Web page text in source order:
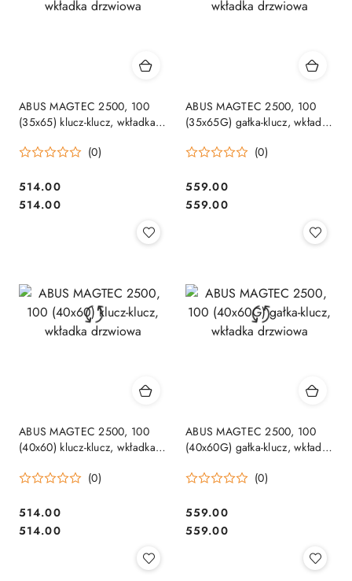
ABUS MAGTEC 2500, 100
(35x65) klucz-klucz, wkładka
(0)
Cena:
514.00
Cena:
514.00
ABUS MAGTEC 2500, 100
(35x65G) gałka-klucz, wkładka
(0)
Cena:
559.00
Cena:
559.00
ABUS MAGTEC 2500, 100
(40x60) klucz-klucz, wkładka
(0)
Cena:
514.00
Cena:
514.00
ABUS MAGTEC 2500, 100
(40x60G) gałka-klucz, wkładka
(0)
Cena:
559.00
Cena:
559.00